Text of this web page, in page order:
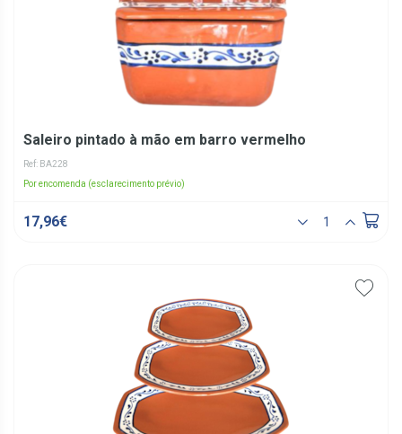
Saleiro pintado à mão em barro vermelho
Ref: BA228
Por encomenda (esclarecimento prévio)
17,96€